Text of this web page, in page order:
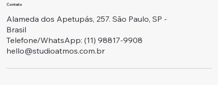
Contato
Alameda dos Apetupás, 257. São Paulo, SP -
Brasil
Telefone/WhatsApp: ‭(11) 98817-9908
hello@studioatmos.com.br